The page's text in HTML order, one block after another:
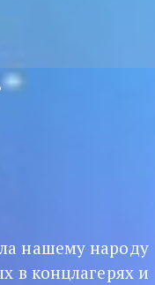
нашему народу
в концлагерях и